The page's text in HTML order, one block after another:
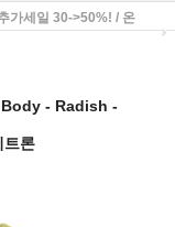
가세일 30->50%! / 온
Body - Radish -
트론